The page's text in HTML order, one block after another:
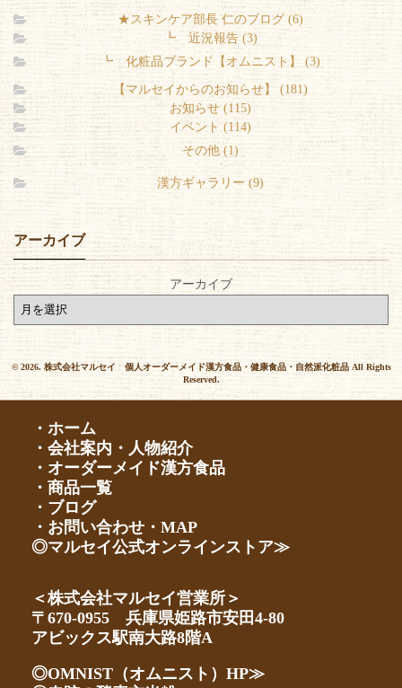
★スキンケア部長 仁のブログ (6)
┗ 近況報告 (3)
┗ 化粧品ブランド【オムニスト】 (3)
【マルセイからのお知らせ】 (181)
お知らせ (115)
イベント (114)
その他 (1)
漢方ギャラリー (9)
アーカイブ
アーカイブ
© 2026. 株式会社マルセイ 個人オーダーメイド漢方食品・健康食品・自然派化粧品 All Rights
Reserved.
・ホーム
・会社案内・人物紹介
・オーダーメイド漢方食品
・商品一覧
・ブログ
・お問い合わせ・MAP
◎マルセイ公式オンラインストア≫
＜株式会社マルセイ営業所＞
〒670-0955 兵庫県姫路市安田4-80
アビックス駅南大路8階A
◎OMNIST（オムニスト）HP≫